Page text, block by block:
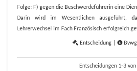
Folge: F) gegen die Beschwerdeführerin eine
Darin wird im Wesentlichen ausgeführt,
Lehrerwechsel im Fach Französisch erfolgreich
Entscheidung | Bvwg
Entscheidungen 1-3 von